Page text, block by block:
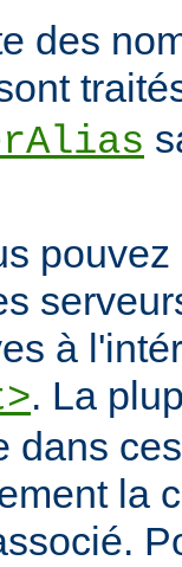
des
pouvez
à
. La
dans
la